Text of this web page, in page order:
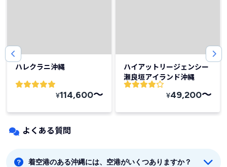
ハレクラニ沖縄
¥114,600〜
ハイアットリージェンシー
瀬良垣アイランド沖縄
¥49,200〜
よくある質問
着空港のある沖縄には、空港がいくつありますか？